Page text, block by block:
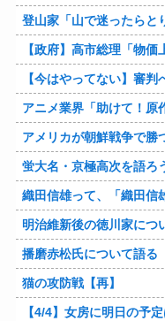
登山家「山で迷ったらとりあえず登れ」登
【政府】高市総理「物価上昇を上回る賃上げ
【今はやってない】審判への性接待疑
アニメ業界「助けて！原作が枯渇し
アメリカが朝鮮戦争で勝
蛍大名・京極高次を語ろ
織田信雄って、「織田信雄はバカ」と歴史
明治維新後の徳川家につ
播磨赤松氏について語る
猫の攻防戦【再】
【4/4】女房に明日の予定は聞いていないが、デートにでも誘ってみる。多